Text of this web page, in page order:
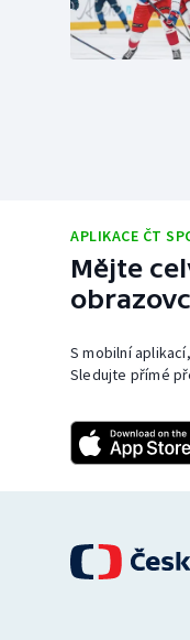
APLIKACE ČT
Mějte
S mobilní
Sledujte přímé